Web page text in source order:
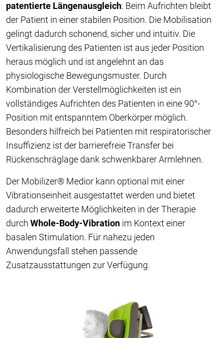
patentierte Längenausgleich: Beim Aufrichten bleibt
der Patient in einer stabilen Position. Die Mobilisation
gelingt dadurch schonend, sicher und intuitiv. Die
Vertikalisierung des Patienten ist aus jeder Position
heraus möglich und ist angelehnt an das
physiologische Bewegungsmuster. Durch
Kombination der Verstellmöglichkeiten ist ein
vollständiges Aufrichten des Patienten in eine 90°-
Position mit entspanntem Oberkörper möglich.
Besonders hilfreich bei Patienten mit respiratorischer
Insuffizienz ist der barrierefreie Transfer bei
Rückenschräglage dank schwenkbarer Armlehnen.
Der Mobilizer® Medior kann optional mit einer
Vibrationseinheit ausgestattet werden und bietet
dadurch erweiterte Möglichkeiten in der Therapie
durch Whole-Body-Vibration im Kontext einer
basalen Stimulation. Für nahezu jeden
Anwendungsfall stehen passende
Zusatzausstattungen zur Verfügung.